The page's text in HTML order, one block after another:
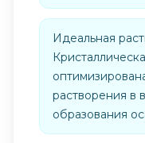
Идеальная
растворения в
образования